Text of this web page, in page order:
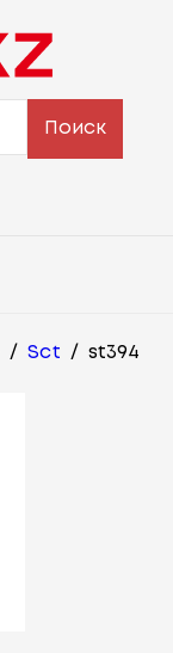
Поиск
/ Sct / st394